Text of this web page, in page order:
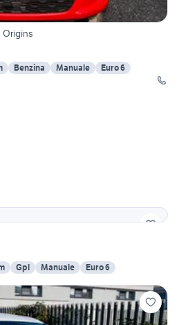
Origins
Benzina Manuale
Euro 6
Gpl Manuale Euro 6